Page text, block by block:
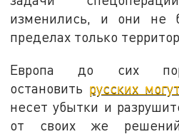
изменились, и они не
пределах только
Европа до сих
остановить русских
несет убытки и
от своих же